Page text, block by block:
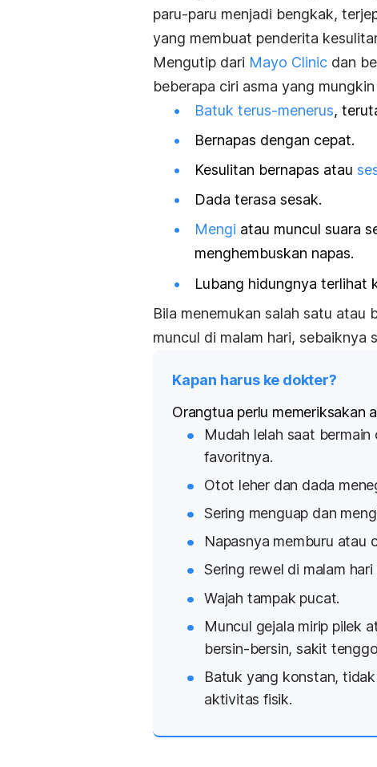
paru-paru menjadi bengkak,
yang membuat penderita
Mengutip dari Mayo Clinic dan
beberapa ciri asma yang
Batuk terus-menerus,
Bernapas dengan cepat.
Kesulitan bernapas atau
Dada terasa sesak.
Mengi atau muncul suara
menghembuskan napas.
Lubang hidungnya terlihat
Bila menemukan salah satu atau
muncul di malam hari,
Kapan harus ke dokter?
Orangtua perlu memeriksakan
Mudah lelah saat
favoritnya.
Otot leher dan dada
Sering menguap dan
Napasnya memburu atau
Sering rewel di malam
Wajah tampak pucat.
Muncul gejala mirip pilek
bersin-bersin, sakit
Batuk yang konstan,
aktivitas fisik.